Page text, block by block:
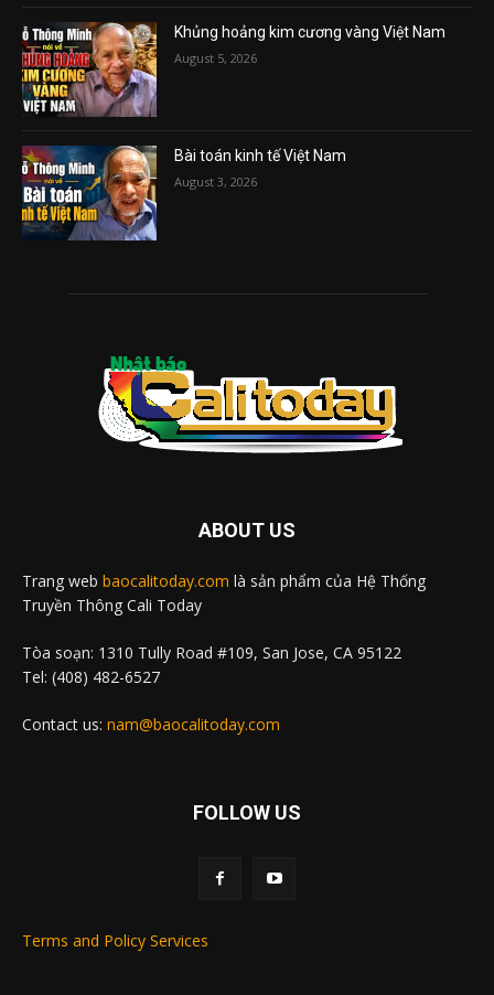
Khủng hoảng kim cương vàng Việt Nam
August 5, 2026
Bài toán kinh tế Việt Nam
August 3, 2026
ABOUT US
Trang web baocalitoday.com là sản phẩm của Hệ Thống
Truyền Thông Cali Today
Tòa soạn: 1310 Tully Road #109, San Jose, CA 95122
Tel: (408) 482-6527
Contact us: nam@baocalitoday.com
FOLLOW US
Terms and Policy Services